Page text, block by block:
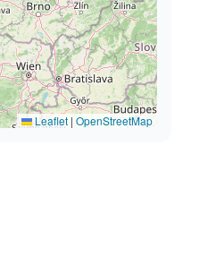
Leaflet | OpenStreetMap